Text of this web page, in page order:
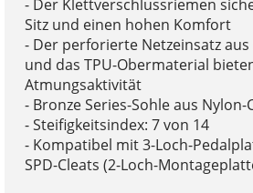
- Der Klettverschlussriemen
Sitz und einen hohen Komfort
- Der perforierte Netzeinsatz
und das TPU-Obermaterial
Atmungsaktivität
- Bronze Series-Sohle aus
- Steifigkeitsindex: 7 von 14
- Kompatibel mit 3-Loch-
SPD-Cleats (2-Loch-